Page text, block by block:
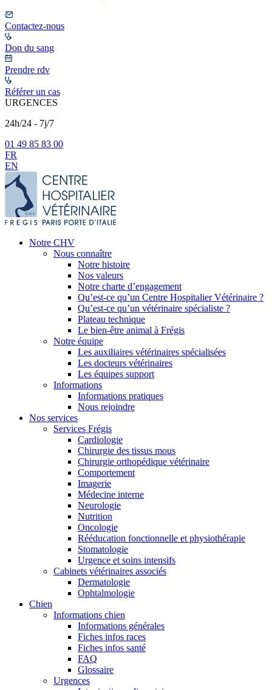
Contactez-nous
Don du sang
Prendre rdv
Référer un cas
URGENCES
24h/24 - 7j/7
01 49 85 83 00
FR
EN
Notre CHV
Nous connaître
Notre histoire
Nos valeurs
Notre charte d’engagement
Qu’est-ce qu’un Centre Hospitalier Vétérinaire ?
Qu’est-ce qu’un vétérinaire spécialiste ?
Plateau technique
Le bien-être animal à Frégis
Notre équipe
Les auxiliaires vétérinaires spécialisées
Les docteurs vétérinaires
Les équipes support
Informations
Informations pratiques
Nous rejoindre
Nos services
Services Frégis
Cardiologie
Chirurgie des tissus mous
Chirurgie orthopédique vétérinaire
Comportement
Imagerie
Médecine interne
Neurologie
Nutrition
Oncologie
Rééducation fonctionnelle et physiothérapie
Stomatologie
Urgence et soins intensifs
Cabinets vétérinaires associés
Dermatologie
Ophtalmologie
Chien
Informations chien
Informations générales
Fiches infos races
Fiches infos santé
FAQ
Glossaire
Urgences